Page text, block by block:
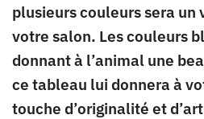
plusieurs couleurs sera
votre salon. Les couleurs
donnant à l’animal une
ce tableau lui donnera à
touche d’originalité et